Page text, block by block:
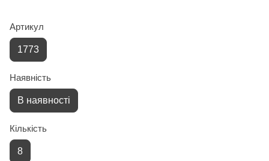
Артикул
1773
Наявність
В наявності
Кількість
8